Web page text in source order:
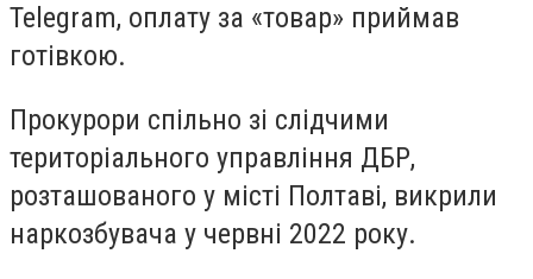
Telegram, оплату за «товар» приймав
готівкою.
Прокурори спільно зі слідчими
територіального управління ДБР,
розташованого у місті Полтаві, викрили
наркозбувача у червні 2022 року.